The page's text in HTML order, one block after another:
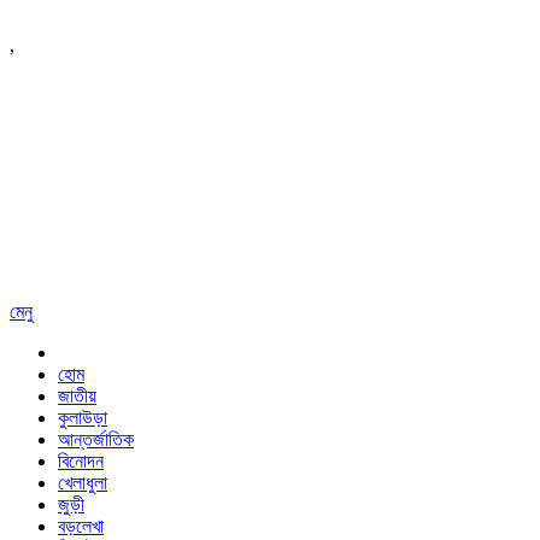
,
মেনু
হোম
জাতীয়
কুলাউড়া
আন্তর্জাতিক
বিনোদন
খেলাধুলা
জুড়ী
বড়লেখা